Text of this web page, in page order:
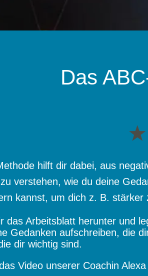
Das
hilft dir dabei, aus
verstehen, wie du deine
kannst, um dich z. B. stärker
das Arbeitsblatt herunter und
Gedanken aufschreiben, die
dir wichtig sind.
Video unserer Coachin